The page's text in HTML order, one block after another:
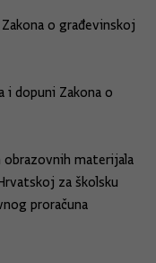
o građevinskoj
i dopuni Zakona o
obrazovnih materijala
za školsku
proračuna